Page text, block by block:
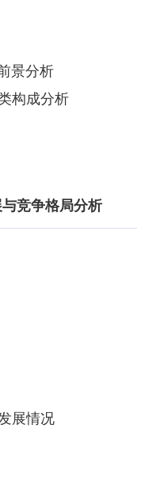
景分析
构成分析
竞争格局分析
展情况